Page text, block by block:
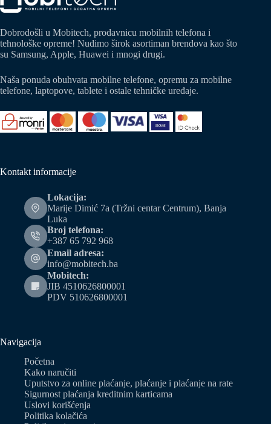
Dobrodošli u Mobitech, prodavnicu mobilnih telefona i
tehnološke opreme! Nudimo širok asortiman brendova kao što
su Samsung, Apple, Huawei i mnogi drugi.
Naša ponuda obuhvata mobilne telefone, opremu za mobilne
telefone, laptopove, tablete i ostale tehničke uređaje.
Kontakt informacije
Lokacija:
Marije Dimić 7a (Tržni centar Centrum), Banja
Luka
Broj telefona:
+387 65 792 968
Email adresa:
info@mobitech.ba
Mobitech:
JIB 4510626800001
PDV 510626800001
Navigacija
Početna
Kako naručiti
Uputstvo za online plaćanje, plaćanje i plaćanje na rate
Sigurnost plaćanja kreditnim karticama
Uslovi korišćenja
Politika kolačića